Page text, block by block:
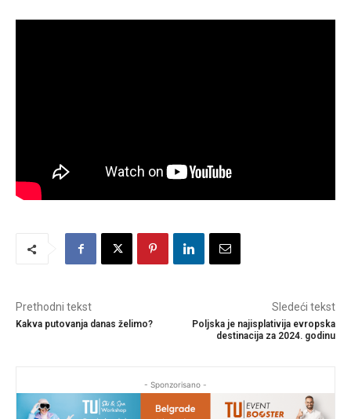
Prethodni tekst
Kakva putovanja danas želimo?
Sledeći tekst
Poljska je najisplativija evropska
destinacija za 2024. godinu
- Sponzorisano -